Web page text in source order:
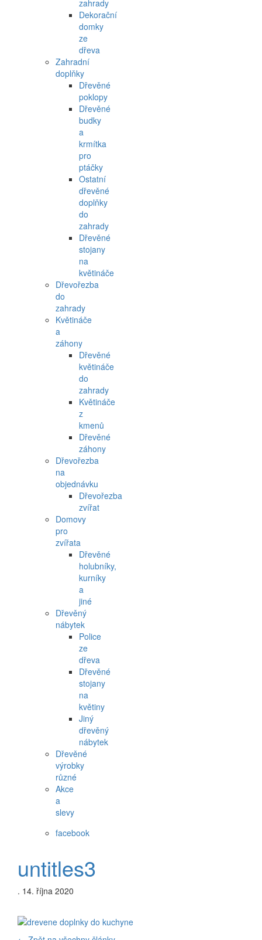
zahrady
Dekorační
domky
ze
dřeva
Zahradní
doplňky
Dřevěné
poklopy
Dřevěné
budky
a
krmítka
pro
ptáčky
Ostatní
dřevěné
doplňky
do
zahrady
Dřevěné
stojany
na
květináče
Dřevořezba
do
zahrady
Květináče
a
záhony
Dřevěné
květináče
do
zahrady
Květináče
z
kmenů
Dřevěné
záhony
Dřevořezba
na
objednávku
Dřevořezba
zvířat
Domovy
pro
zvířata
Dřevěné
holubníky,
kurníky
a
jiné
Dřevěný
nábytek
Police
ze
dřeva
Dřevěné
stojany
na
květiny
Jiný
dřevěný
nábytek
Dřevěné
výrobky
různé
Akce
a
slevy
facebook
untitles3
. 14. října 2020